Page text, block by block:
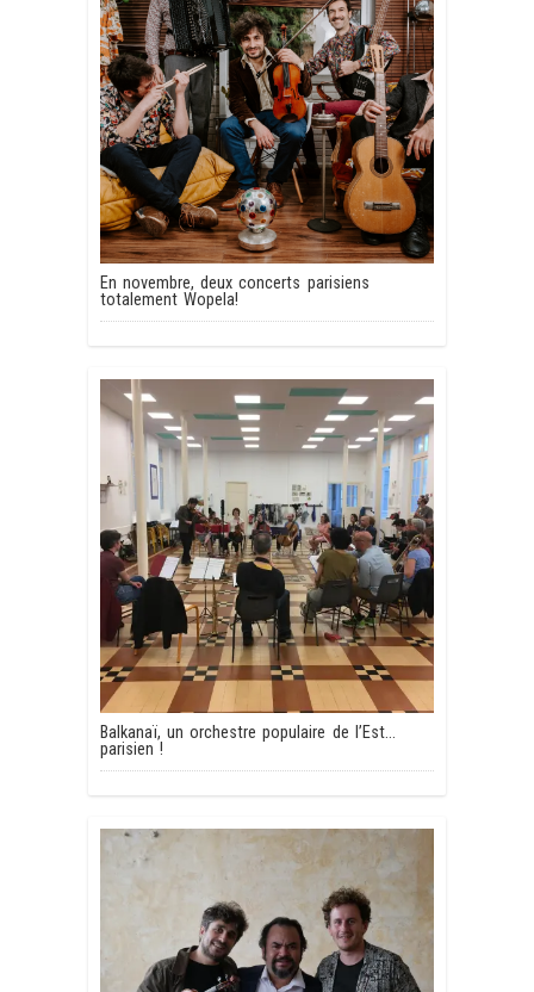
En novembre, deux concerts parisiens
totalement Wopela!
Balkanaï, un orchestre populaire de l’Est…
parisien !